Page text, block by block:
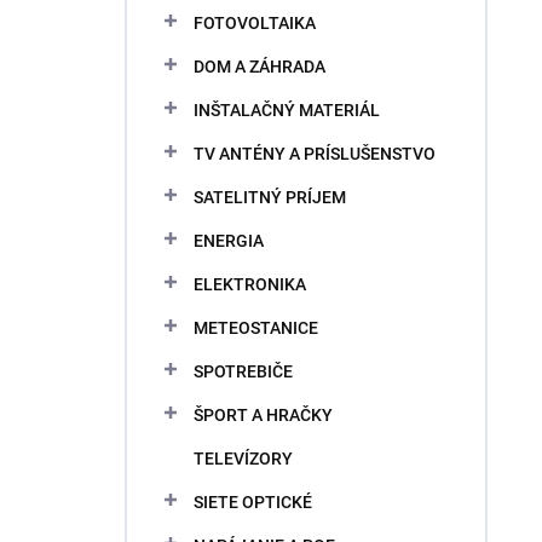
FOTOVOLTAIKA
DOM A ZÁHRADA
INŠTALAČNÝ MATERIÁL
TV ANTÉNY A PRÍSLUŠENSTVO
SATELITNÝ PRÍJEM
ENERGIA
ELEKTRONIKA
METEOSTANICE
SPOTREBIČE
ŠPORT A HRAČKY
TELEVÍZORY
SIETE OPTICKÉ